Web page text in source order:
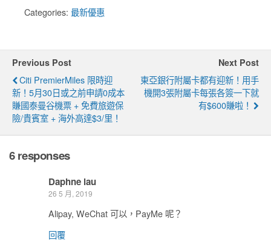
Categories: 最新優惠
Previous Post
Citi PremierMiles 限時迎
新！5月30日或之前申請0成本
賺國泰曼谷機票 + 免費旅遊保
險/貴賓室 + 海外高達$3/里！
Next Post
東亞銀行附屬卡都有迎新！用手
機開3張附屬卡每張各簽一下就
有$600賺啦！
6 responses
Daphne lau
26 5 月, 2019
Alipay, WeChat 可以，PayMe 呢？
回覆